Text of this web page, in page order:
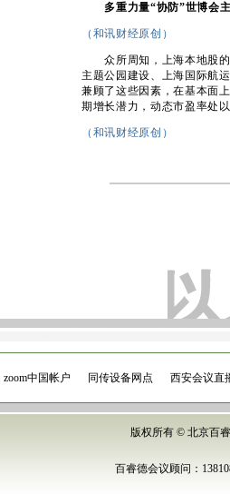
多重力量“协防”世博会
（和讯财经原创）
众所周知，上海本地股的
主题公园建设、上海国际航
兼顾了这些因素，在基本面
期增长潜力，动态市盈率处
（和讯财经原创）
zoom中国帐户 同传设备网点 西安会议直
版权所有 © 北京
百睿德会议顾问：